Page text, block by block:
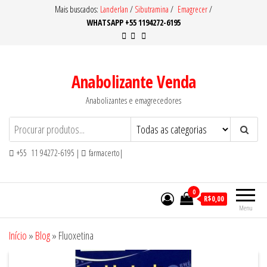
Mais buscados: Landerlan / Sibutramina / Emagrecer/
WHATSAPP +55 1194272-6195
Anabolizante Venda
Anabolizantes e emagrecedores
+55 11 94272-6195 | farmacerto|
Menu
0
R$0,00
Início » Blog» Fluoxetina